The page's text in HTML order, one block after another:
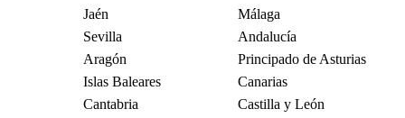
Jaén
Málaga
Sevilla
Andalucía
Aragón
Principado de Asturias
Islas Baleares
Canarias
Cantabria
Castilla y León